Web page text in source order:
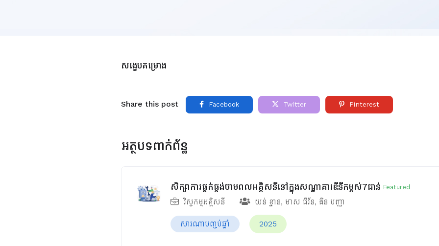
សង្ខេបគម្រោង
Share this post Facebook Twitter Pinterest
អត្ថបទពាក់ព័ន្ធ
សិក្សាការផ្គត់ផ្គង់ថាមពលអគ្គិសនីនៅក្នុងសណ្ឋាគារឌីនីកម្ពស់7ជាន់ Featured
វិស្វកម្មអគ្គិសនី យន់ ខ្នាន, មាស ជីវ័ន, ងិន បញ្ញា
សារណាបញ្ចប់ឆ្នាំ 2025